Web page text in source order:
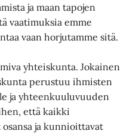
ja maan tapojen
vaatimuksia emme
vaan horjutamme sitä.
yhteiskunta. Jokainen
perustuu ihmisten
ja yhteenkuuluvuuden
että kaikki
ja kunnioittavat